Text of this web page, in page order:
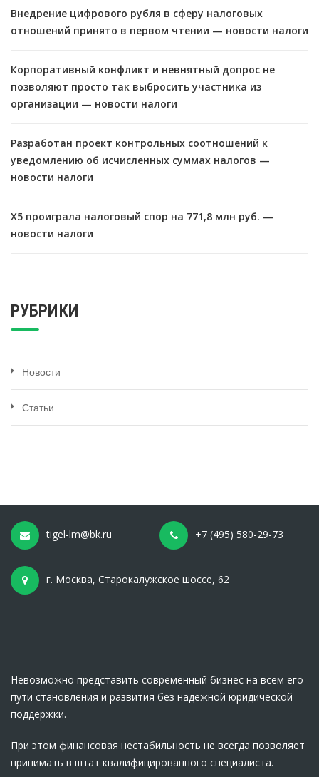
Внедрение цифрового рубля в сферу налоговых
отношений принято в первом чтении — новости налоги
Корпоративный конфликт и невнятный допрос не
позволяют просто так выбросить участника из
организации — новости налоги
Разработан проект контрольных соотношений к
уведомлению об исчисленных суммах налогов —
новости налоги
X5 проиграла налоговый спор на 771,8 млн руб. —
новости налоги
РУБРИКИ
Новости
Статьи
tigel-lm@bk.ru +7 (495) 580-29-73
г. Москва, Старокалужское шоссе, 62
Невозможно представить современный бизнес на всем его
пути становления и развития без надежной юридической
поддержки.
При этом финансовая нестабильность не всегда позволяет
принимать в штат квалифицированного специалиста.